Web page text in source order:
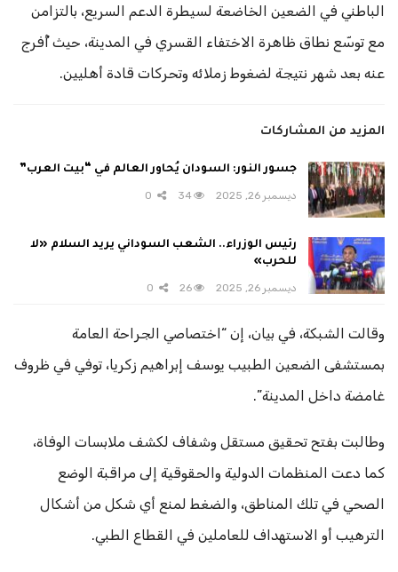
الباطني في الضعين الخاضعة لسيطرة الدعم السريع، بالتزامن
مع توسّع نطاق ظاهرة الاختفاء القسري في المدينة، حيث أُفرج
عنه بعد شهر نتيجة لضغوط زملائه وتحركات قادة أهليين.
المزيد من المشاركات
جسور النور: السودان يُحاور العالم في “بيت العرب”
ديسمبر 26, 2025 34
رئيس الوزراء.. الشعب السوداني يريد السلام «لا
للحرب»
ديسمبر 26, 2025 26
وقالت الشبكة، في بيان، إن “اختصاصي الجراحة العامة
بمستشفى الضعين الطبيب يوسف إبراهيم زكريا، توفي في ظروف
غامضة داخل المدينة”.
وطالبت بفتح تحقيق مستقل وشفاف لكشف ملابسات الوفاة،
كما دعت المنظمات الدولية والحقوقية إلى مراقبة الوضع
الصحي في تلك المناطق، والضغط لمنع أي شكل من أشكال
الترهيب أو الاستهداف للعاملين في القطاع الطبي.